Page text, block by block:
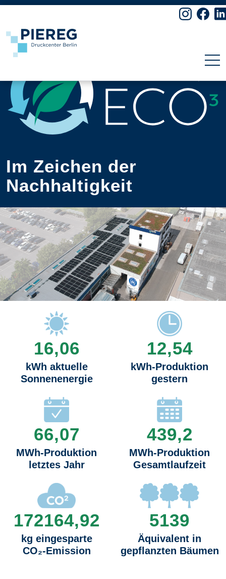
Skip to content
Im Zeichen der
Nachhaltigkeit
16,06
kWh aktuelle
Sonnenenergie
12,54
kWh-Produktion
gestern
66,07
MWh-Produktion
letztes Jahr
439,2
MWh-Produktion
Gesamtlaufzeit
172164,92
kg eingesparte
CO₂-Emission
5139
Äquivalent in
gepflanzten Bäumen